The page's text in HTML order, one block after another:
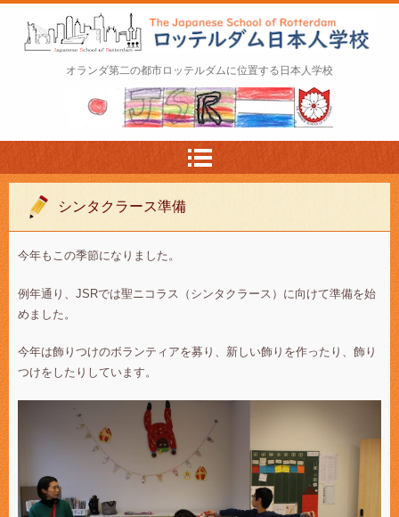
ロッテルダム日本人学校 The Japanese Schoo
l of Rotterdam
オランダ第二の都市ロッテルダムに位置する日本人学校
シンタクラース準備
今年もこの季節になりました。
例年通り、JSRでは聖ニコラス（シンタクラース）に向けて準備を始
めました。
今年は飾りつけのボランティアを募り、新しい飾りを作ったり、飾り
つけをしたりしています。